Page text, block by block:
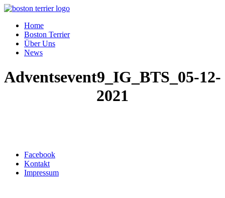
Home
Boston Terrier
Über Uns
News
Adventsevent9_IG_BTS_05-12-
2021
Facebook
Kontakt
Impressum